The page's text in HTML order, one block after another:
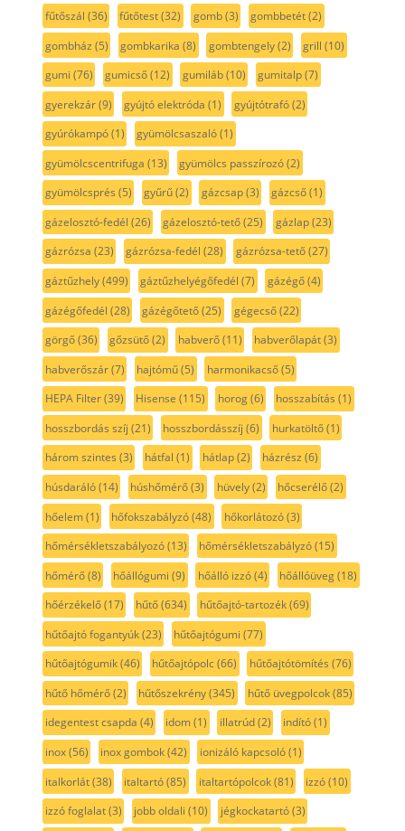
fűtőszál (36) fűtőtest(32) gomb(3) gombbetét(2)
gombház (5) gombkarika (8) gombtengely(2) grill (10)
gumi (76) gumicső(12) gumiláb(10) gumitalp(7)
gyerekzár(9) gyújtó elektróda (1) gyújtótrafó(2)
gyúrókampó(1) gyümölcsaszaló(1)
gyümölcscentrifuga (13) gyümölcs passzírozó(2)
gyümölcsprés (5) gyűrű(2) gázcsap(3) gázcső(1)
gázelosztó-fedél (26) gázelosztó-tető(25) gázlap(23)
gázrózsa (23) gázrózsa-fedél (28) gázrózsa-tető(27)
gáztűzhely(499) gáztűzhelyégőfedél (7) gázégő(4)
gázégőfedél (28) gázégőtető(25) gégecső(22)
görgő(36) gőzsütő(2) habverő(11) habverőlapát(3)
habverőszár(7) hajtómű(5) harmonikacső(5)
HEPA Filter(39) Hisense (115) horog(6) hosszabítás (1)
hosszbordás szíj (21) hosszbordásszíj (6) hurkatöltő(1)
három szintes (3) hátfal (1) hátlap(2) házrész (6)
húsdaráló(14) húshőmérő(3) hüvely(2) hőcserélő(2)
hőelem(1) hőfokszabályzó(48) hőkorlátozó(3)
hőmérsékletszabályozó(13) hőmérsékletszabályzó(15)
hőmérő(8) hőállógumi (9) hőálló izzó(4) hőállóüveg(18)
hőérzékelő(17) hűtő(634) hűtőajtó-tartozék(69)
hűtőajtó fogantyúk(23) hűtőajtógumi (77)
hűtőajtógumik(46) hűtőajtópolc(66) hűtőajtótömítés (76)
hűtő hőmérő(2) hűtőszekrény(345) hűtő üvegpolcok(85)
idegentest csapda (4) idom(1) illatrúd(2) indító(1)
inox(56) inox gombok(42) ionizáló kapcsoló(1)
italkorlát(38) italtartó(85) italtartópolcok(81) izzó(10)
izzó foglalat(3) jobb oldali (10) jégkockatartó(3)